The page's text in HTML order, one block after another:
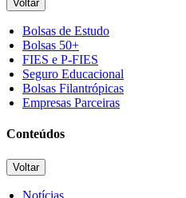
Voltar
Bolsas de Estudo
Bolsas 50+
FIES e P-FIES
Seguro Educacional
Bolsas Filantrópicas
Empresas Parceiras
Conteúdos
Voltar
Notícias